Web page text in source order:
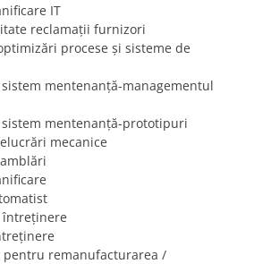
IT
reclamații furnizori
procese și sisteme de
mentenanță-managementul
mentenanță-prototipuri
mecanice
pentru remanufacturarea /